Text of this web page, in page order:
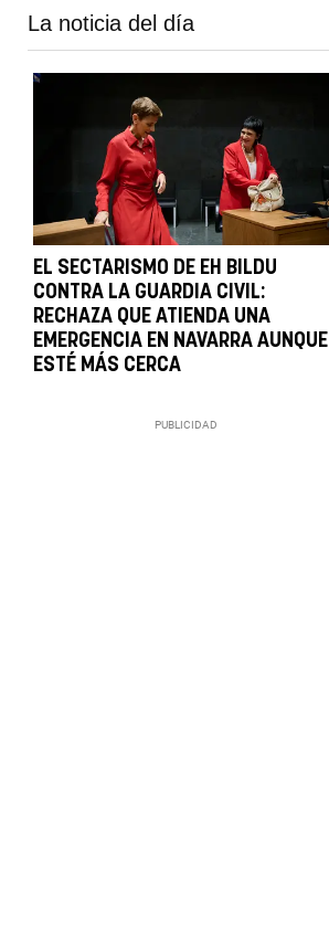
La noticia del día
EL SECTARISMO DE EH BILDU
CONTRA LA GUARDIA CIVIL:
RECHAZA QUE ATIENDA UNA
EMERGENCIA EN NAVARRA AUNQUE
ESTÉ MÁS CERCA